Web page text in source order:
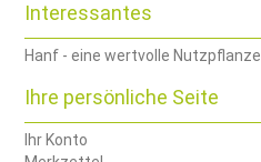
Interessantes
Hanf - eine wertvolle Nutzpflanze
Ihre persönliche Seite
Ihr Konto